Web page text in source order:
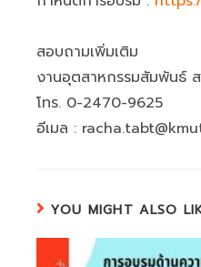
สอบถามเพิ่มเติม
งานอุตสาหกรรมสัมพันธ์
โทร. 0-2470-9625
อีเมล :
YOU MIGHT ALSO